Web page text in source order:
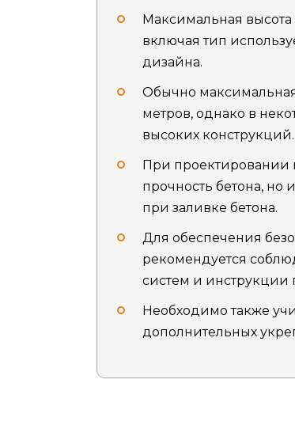
Максимальная высота
включая тип
дизайна.
Обычно максимальная
метров, однако в
высоких конструкций.
При проектировании
прочность бетона, но
при заливке бетона.
Для обеспечения
рекомендуется
систем и инструкции
Необходимо также
дополнительных